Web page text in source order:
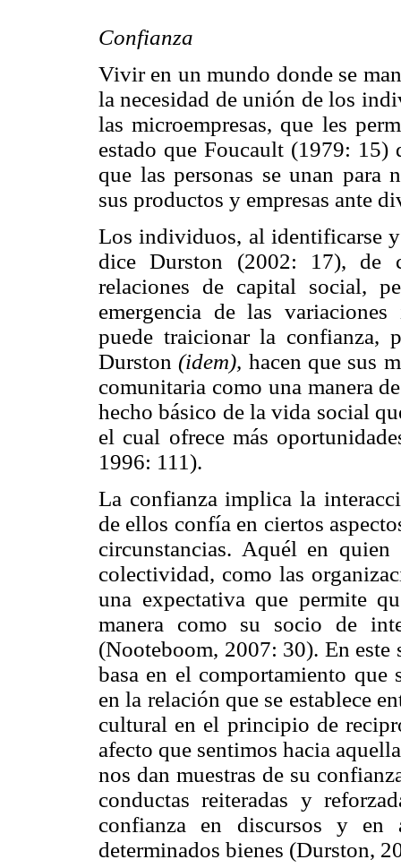
Confianza
Vivir en un mundo donde se
la necesidad de unión de los
las microempresas, que les
estado que Foucault (1979: 15)
que las personas se unan para
sus productos y empresas ante
Los individuos, al identificarse
dice Durston (2002: 17), de
relaciones de capital social,
emergencia de las
puede traicionar la confianza,
Durston(idem), hacen que sus
comunitaria como una manera
hecho básico de la vida social
el cual ofrece más
1996: 111).
La confianza implica la
de ellos confía en ciertos
circunstancias. Aquél en
colectividad, como las
una expectativa que permite
manera como su socio de
(Nooteboom, 2007: 30). En este
basa en el comportamiento que
en la relación que se establece
cultural en el principio de
afecto que sentimos hacia
nos dan muestras de su
conductas reiteradas y
confianza en discursos y en
determinados bienes (Durston,